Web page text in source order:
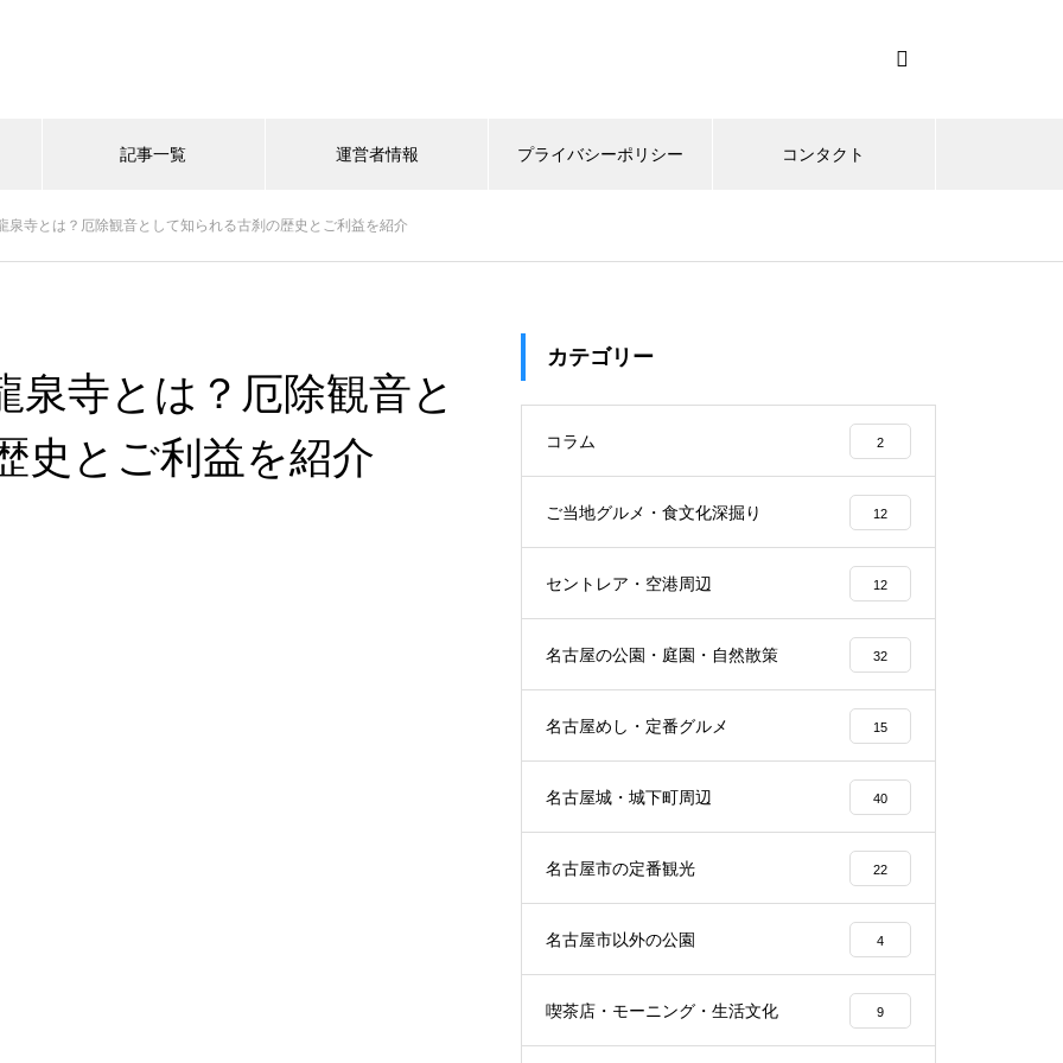
記事一覧 運営者情報 プライバシーポリシー コンタクト
泉寺とは？厄除観音として知られる古刹の歴史とご利益を紹介
泉寺とは？厄除観音と
史とご利益を紹介
カテゴリー
コラム 2
ご当地グルメ・食文化深掘り 12
セントレア・空港周辺 12
名古屋の公園・庭園・自然散策 32
名古屋めし・定番グルメ 15
名古屋城・城下町周辺 40
名古屋市の定番観光 22
名古屋市以外の公園 4
喫茶店・モーニング・生活文化 9